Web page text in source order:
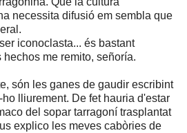
necessita difusió em sembla que
iconoclasta... és bastant
me remito, señoría.
són les ganes de gaudir escribint
lliurement. De fet hauria d'estar
del sopar tarragoní trasplantat
explico les meves cabòries de